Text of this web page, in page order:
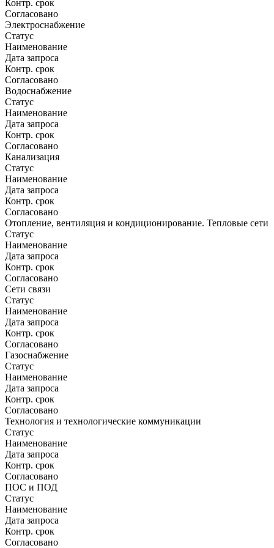
Контр. срок
Согласовано
Электроснабжение
Статус
Наименование
Дата запроса
Контр. срок
Согласовано
Водоснабжение
Статус
Наименование
Дата запроса
Контр. срок
Согласовано
Канализация
Статус
Наименование
Дата запроса
Контр. срок
Согласовано
Отопление, вентиляция и кондиционирование. Тепловые сети
Статус
Наименование
Дата запроса
Контр. срок
Согласовано
Сети связи
Статус
Наименование
Дата запроса
Контр. срок
Согласовано
Газоснабжение
Статус
Наименование
Дата запроса
Контр. срок
Согласовано
Технология и технологические коммуникации
Статус
Наименование
Дата запроса
Контр. срок
Согласовано
ПОС и ПОД
Статус
Наименование
Дата запроса
Контр. срок
Согласовано